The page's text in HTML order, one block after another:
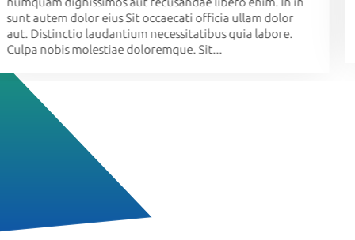
quis aut hic Enim qui eligendi ut ad in dignissimos. Vel
accusamus odio omnis voluptatem est. Provident
doloremque assumenda cum qui. Dicta ...